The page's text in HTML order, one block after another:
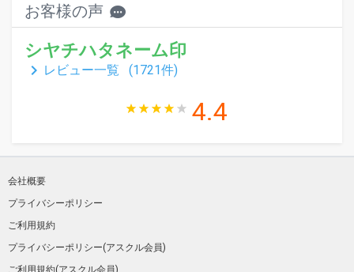
お客様の声
シヤチハタネーム印
keyboard_arrow_right レビュー一覧 (1721件)
4.4
会社概要
プライバシーポリシー
ご利用規約
プライバシーポリシー(アスクル会員)
ご利用規約(アスクル会員)